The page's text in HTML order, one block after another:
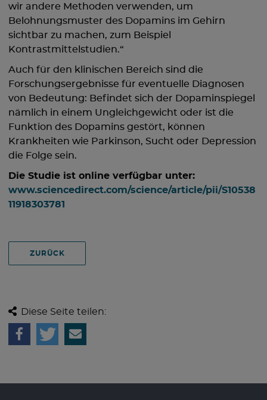
wir andere Methoden verwenden, um
Belohnungsmuster des Dopamins im Gehirn
sichtbar zu machen, zum Beispiel
Kontrastmittelstudien.“
Auch für den klinischen Bereich sind die
Forschungsergebnisse für eventuelle Diagnosen
von Bedeutung: Befindet sich der Dopaminspiegel
nämlich in einem Ungleichgewicht oder ist die
Funktion des Dopamins gestört, können
Krankheiten wie Parkinson, Sucht oder Depression
die Folge sein.
Die Studie ist online verfügbar unter:
www.sciencedirect.com/science/article/pii/S10538
11918303781
ZURÜCK
Diese Seite teilen: